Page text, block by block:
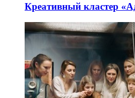
Креативный кластер